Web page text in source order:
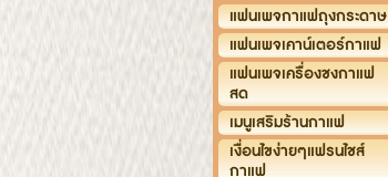
แฟนเพจกาแฟถุงกระดาษ
แฟนเพจเคาน์เตอร์กาแฟ
แฟนเพจเครื่องชงกาแฟ
สด
เมนูเสริมร้านกาแฟ
เงื่อนไขง่ายๆแฟรนไชส์
กาแฟ